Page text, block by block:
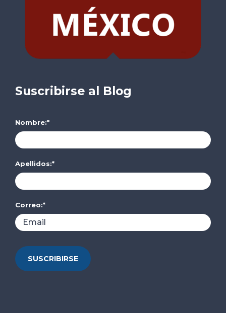
Suscribirse al Blog
Nombre:*
Apellidos:*
Correo:*